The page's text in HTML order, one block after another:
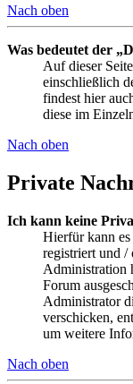
Nach oben
Was bedeutet der
Auf dieser
einschließlich
findest hier
diese im
Nach oben
Private
Ich kann keine
Hierfür kann
registriert und /
Administration
Forum
Administrator
verschicken,
um weitere
Nach oben